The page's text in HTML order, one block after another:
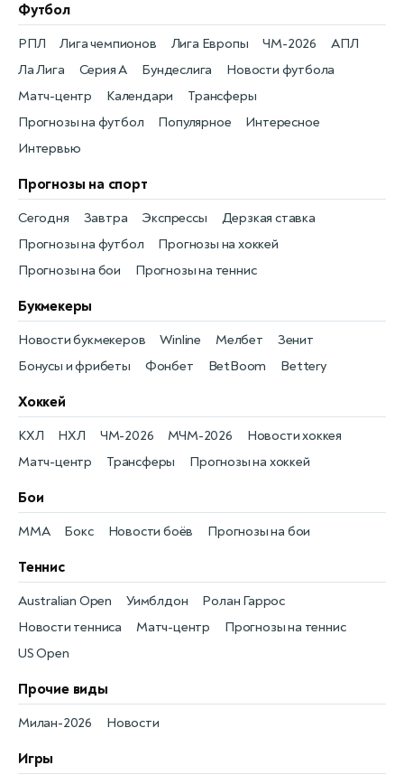
Футбол
Новости футбола
РПЛ
Матч-центр
Лига чемпионов
Календари
Лига Европы
Трансферы
ЧМ-2026
Прогнозы на футбол
АПЛ
Популярное
Ла Лига
Интересное
Серия А
Интервью
Бундеслига
Прогнозы на спорт
Прогнозы на футбол
Сегодня
Прогнозы на хоккей
Завтра
Прогнозы на бои
Экспрессы
Прогнозы на теннис
Дерзкая ставка
Букмекеры
Бонусы и фрибеты
Новости букмекеров
Фонбет
Winline
BetBoom
Мелбет
Bettery
Зенит
Хоккей
Новости хоккея
КХЛ
Матч-центр
НХЛ
Трансферы
ЧМ-2026
Прогнозы на хоккей
МЧМ-2026
Бои
Новости боёв
MMA Прогнозы на бои
Бокс
Теннис
Новости тенниса
Australian Open
Матч-центр
Уимблдон
Прогнозы на теннис
Ролан Гаррос
US Open
Прочие виды
Новости
Милан-2026
Игры